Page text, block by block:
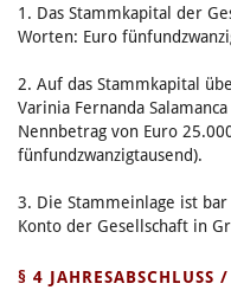
1. Das Stammkapital der
Worten: Euro
2. Auf das Stammkapital
Varinia Fernanda
Nennbetrag von Euro
fünfundzwanzigtausend).
3. Die Stammeinlage ist
Konto der Gesellschaft in
§ 4 JAHRESABSCHLUSS